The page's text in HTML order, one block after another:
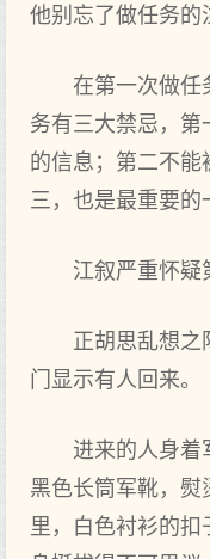
他别忘了做任务的
在第一次做任
务有三大禁忌，第
的信息；第二不
三，也是最重要的
江叙严重怀疑
正胡思乱想之
门显示有人回来。
进来的人身着
黑色长筒军靴，
里，白色衬衫的